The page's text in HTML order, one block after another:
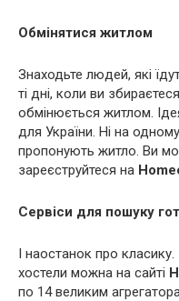
Обмінятися житлом
Знаходьте людей, які
ті дні, коли ви
обмінюється житлом.
для України. Ні на
пропонують житло. Ви
зареєструйтеся на
Сервіси для пошуку
І наостанок про класику.
хостели можна на сайті
по 14 великим